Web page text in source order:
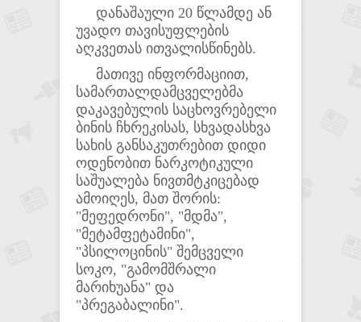
დანაშაული 20 წლამდე ან
უვადო თავისუფლების
აღკვეთას ითვალისწინებს.
მათივე ინფორმაციით,
სამართალდამცველებმა
დაკავებულის საცხოვრებელი
ბინის ჩხრეკისას, სხვადასხვა
სახის განსაკუთრებით დიდი
ოდენობით ნარკოტიკული
საშუალება ნივთმტკიცებად
ამოიღეს, მათ შორის:
"მეფედრონი", "მდმა",
"მეტამფეტამინი",
"პსილოცინის" შემცველი
სოკო, "გამომშრალი
მარიხუანა" და
"პრეგაბალინი".